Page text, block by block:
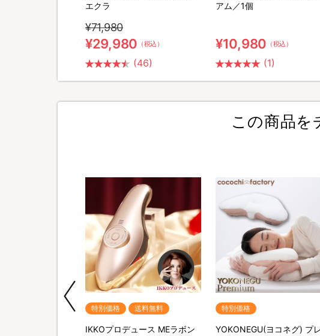
エクラ
¥71,980
¥29,980 （税込）
(46)
アム／1個
¥10,980 （税込）
(1)
この商品を
特別価格 送料無料
IKKOプロデュース MEラボン
特別価格
YOKONEGU(ヨコネグ) プ